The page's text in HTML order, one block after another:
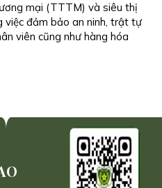
mại (TTTM) và siêu thị
đảm bảo an ninh, trật tự
viên cũng như hàng hóa